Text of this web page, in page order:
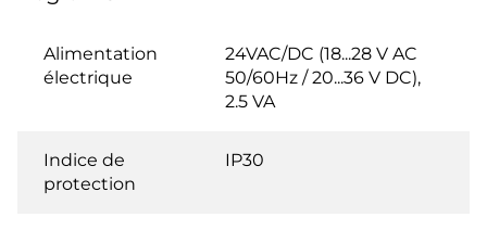
Alimentation
électrique
24VAC/DC (18...28 V AC
50/60Hz / 20...36 V DC),
2.5 VA
Indice de
protection
IP30